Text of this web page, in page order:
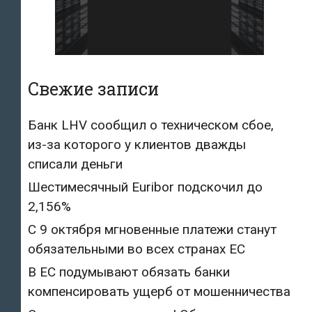
Свежие записи
Банк LHV сообщил о техническом сбое,
из-за которого у клиентов дважды
списали деньги
Шестимесячный Euribor подскочил до
2,156%
С 9 октября мгновенные платежи станут
обязательными во всех странах ЕС
В ЕС подумывают обязать банки
компенсировать ущерб от мошенничества